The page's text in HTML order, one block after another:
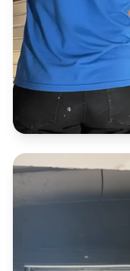
intra‑muros,